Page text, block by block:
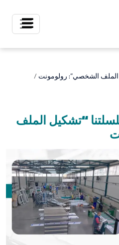
الملف الشخصي”: رولومونت
“تشكيل الملف